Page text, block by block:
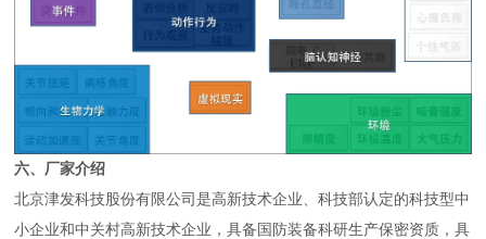
六、厂家介绍
北京津发科技股份有限公司是高新技术企业、科技部认定的科技型中
小企业和中关村高新技术企业，具备国防装备科研生产保密资质，具